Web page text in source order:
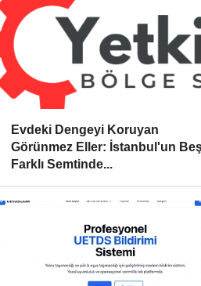
Evdeki Dengeyi Koruyan
Görünmez Eller: İstanbul'un
Farklı Semtinde...